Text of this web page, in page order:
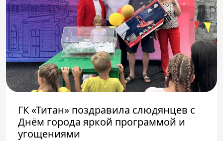
ГК «Титан» поздравила слюдянцев с
Днём города яркой программой и
угощениями